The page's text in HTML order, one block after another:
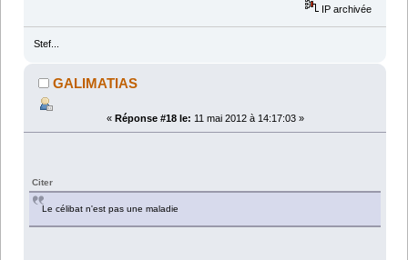
IP archivée
Stef...
GALIMATIAS
« Réponse #18 le: 11 mai 2012 à 14:17:03 »
Citer
Le célibat n'est pas une maladie